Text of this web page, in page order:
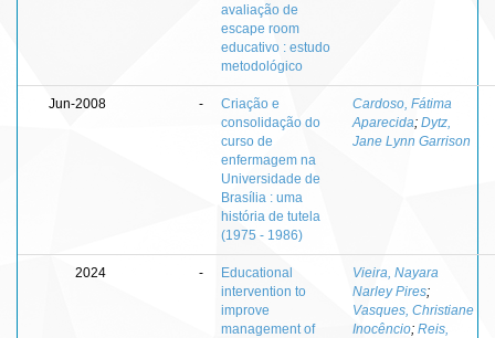
avaliação de
escape room
educativo : estudo
metodológico
Jun-2008 -
Criação e
consolidação do
curso de
enfermagem na
Universidade de
Brasília : uma
história de tutela
(1975 - 1986)
Cardoso, Fátima
Aparecida; Dytz,
Jane Lynn Garrison
2024 -
Educational
intervention to
improve
management of
Vieira, Nayara
Narley Pires;
Vasques, Christiane
Inocêncio; Reis,